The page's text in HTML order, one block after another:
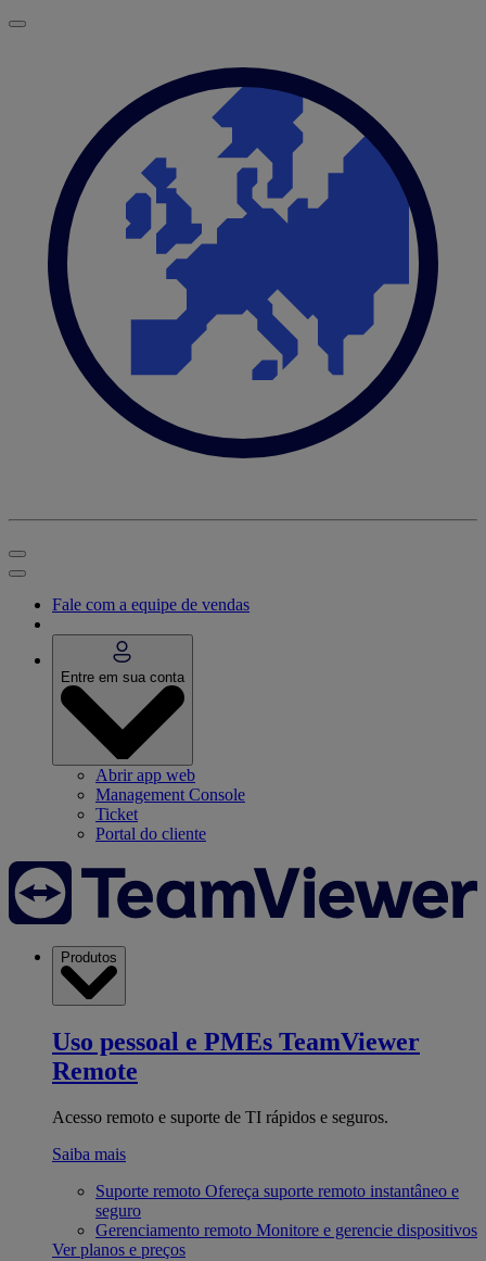
Fale com a equipe de vendas
Entre em sua conta
Abrir app web
Management Console
Ticket
Portal do cliente
Produtos
Uso pessoal e PMEs TeamViewer
Remote
Acesso remoto e suporte de TI rápidos e seguros.
Saiba mais
Suporte remoto Ofereça suporte remoto instantâneo e
seguro
Gerenciamento remoto Monitore e gerencie dispositivos
Ver planos e preços